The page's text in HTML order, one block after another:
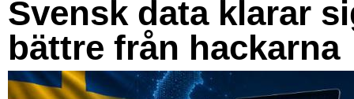
Svensk data klarar
bättre från hackarna